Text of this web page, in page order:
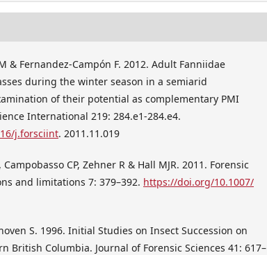
& Fernandez-Campón F. 2012. Adult Fanniidae
during the winter season in a semiarid
of their potential as complementary PMI
International 219: 284.e1-284.e4.
j.forsciint. 2011.11.019
CP, Zehner R & Hall MJR. 2011. Forensic
and limitations 7: 379–392. https://doi.org/10.1007/
S. 1996. Initial Studies on Insect Succession on
British Columbia. Journal of Forensic Sciences 41: 617–